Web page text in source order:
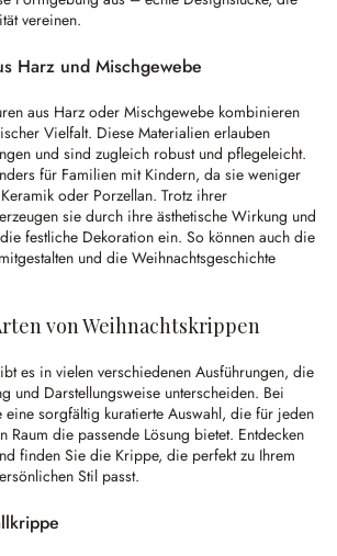
vereinen.
Harz und Mischgewebe
aus Harz oder Mischgewebe kombinieren
Vielfalt. Diese Materialien erlauben
und sind zugleich robust und pflegeleicht.
für Familien mit Kindern, da sie weniger
oder Porzellan. Trotz ihrer
sie durch ihre ästhetische Wirkung und
festliche Dekoration ein. So können auch die
und die Weihnachtsgeschichte
von Weihnachtskrippen
es in vielen verschiedenen Ausführungen, die
und Darstellungsweise unterscheiden. Bei
eine sorgfältig kuratierte Auswahl, die für jeden
Raum die passende Lösung bietet. Entdecken
finden Sie die Krippe, die perfekt zu Ihrem
Stil passt.